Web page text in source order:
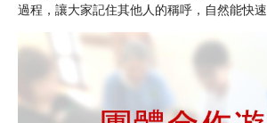
過程，讓大家記住其他人的稱呼，自然能快速